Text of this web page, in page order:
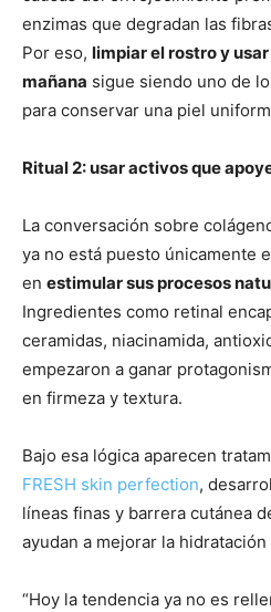
enzimas que degradan las
Por eso, limpiar el rostro y
mañana sigue siendo uno de
para conservar una piel
Ritual 2: usar activos que
La conversación sobre
ya no está puesto únicamente
en estimular sus procesos
Ingredientes como retinal
ceramidas, niacinamida,
empezaron a ganar
en firmeza y textura.
Bajo esa lógica aparecen
FRESH skin perfection,
líneas finas y barrera cutánea
ayudan a mejorar la
“Hoy la tendencia ya no es